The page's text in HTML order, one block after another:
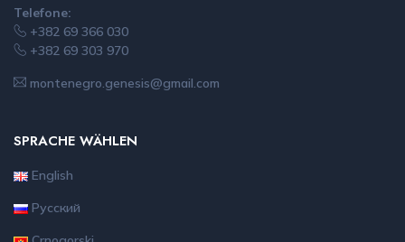
Telefone:
+382 69 366 030
+382 69 303 970
montenegro.genesis@gmail.com
SPRACHE WÄHLEN
English
Русский